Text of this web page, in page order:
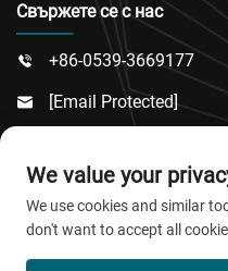
Свържете се с нас
 +86-0539-3669177
 [email Protected]
Линку, Град Вейфан,
© Всички права
We value your
We use cookies and similar
don't want to accept all